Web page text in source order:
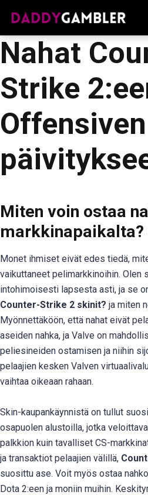
Nahat
Strike
Miten voin ostaa
markkinapaikalta?
Monet ihmiset eivät edes tiedä,
vaikuttaneet pelimarkkinoihin. Olen
intohimoisesti lapsesta asti, ja se
Counter-Strike 2 skinit? ja miten
Myönnettäköön, että nahat eivät
aseiden nahka, ja Valve on
peliesineiden ostamisen ja niihin
pelaajien kesken Valven
vaihtaa oikeaan rahaan.
Skin-kaupankäynnistä on tullut
osapuolen alustoilla, jotka
palkkion kuin tavalliset CS-
ja transaktiot pelaajien välillä,
suosittu ase. Voit myös ostaa
Dota 2:een ja moniin muihin.